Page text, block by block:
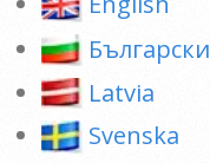
Български
Latvia
Svenska